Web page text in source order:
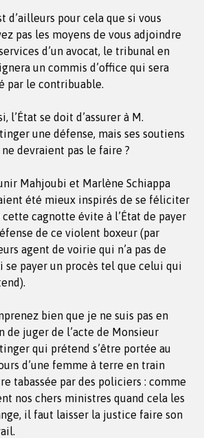
d’ailleurs pour cela que si vous
pas les moyens de vous adjoindre
d’un avocat, le tribunal en
un commis d’office qui sera
par le contribuable.
l’État se doit d’assurer à M.
une défense, mais ses soutiens
devraient pas le faire ?
Mahjoubi et Marlène Schiappa
été mieux inspirés de se féliciter
cette cagnotte évite à l’État de payer
de ce violent boxeur (par
agent de voirie qui n’a pas de
se payer un procès tel que celui qui
bien que je ne suis pas en
de juger de l’acte de Monsieur
qui prétend s’être portée au
d’une femme à terre en train
tabassée par des policiers : comme
nos chers ministres quand cela les
il faut laisser la justice faire son